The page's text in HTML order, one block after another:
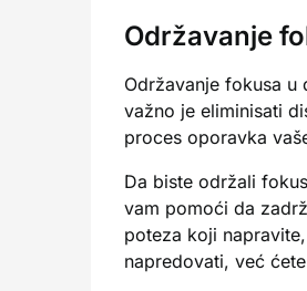
Održavanje
Održavanje fokusa u
važno je eliminisati
proces oporavka
Da biste održali
vam pomoći da
poteza koji
napredovati, već